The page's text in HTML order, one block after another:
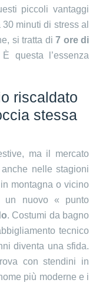
piccoli vantaggi
minuti di stress al
si tratta di 7 ore di
questa l’essenza
riscaldato
stessa
ma il mercato
nelle stagioni
montagna o vicino
un nuovo « punto
. Costumi da bagno
tecnico
diventa una sfida.
con stendini in
più moderne e i